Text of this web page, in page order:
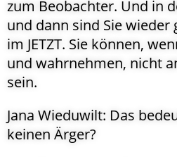
zum Beobachter. Und in
und dann sind Sie wieder
im JETZT. Sie können,
und wahrnehmen, nicht
sein.
Jana Wieduwilt: Das
keinen Ärger?